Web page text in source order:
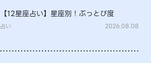
【12星座占い】星座別！ぶっとび度
占い 2026.08.08